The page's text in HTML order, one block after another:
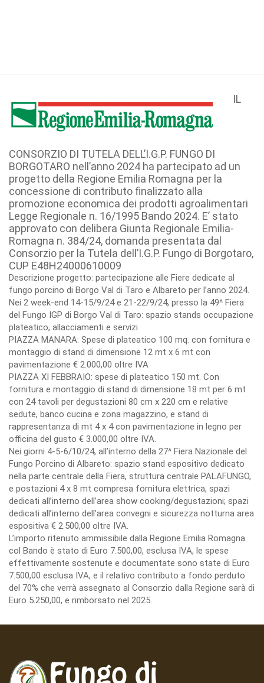
IL
CONSORZIO DI TUTELA DELL’I.G.P. FUNGO DI
BORGOTARO nell’anno 2024 ha partecipato ad un
progetto della Regione Emilia Romagna per la
concessione di contributo finalizzato alla
promozione economica dei prodotti agroalimentari
Legge Regionale n. 16/1995 Bando 2024. E’ stato
approvato con delibera Giunta Regionale Emilia-
Romagna n. 384/24, domanda presentata dal
Consorzio per la Tutela dell’I.G.P. Fungo di Borgotaro,
CUP E48H24000610009
Descrizione progetto: partecipazione alle Fiere dedicate al
fungo porcino di Borgo Val di Taro e Albareto per l’anno 2024.
Nei 2 week-end 14-15/9/24 e 21-22/9/24, presso la 49^ Fiera
del Fungo IGP di Borgo Val di Taro: spazio stands occupazione
plateatico, allacciamenti e servizi
PIAZZA MANARA: Spese di plateatico 100 mq. con fornitura e
montaggio di stand di dimensione 12 mt x 6 mt con
pavimentazione € 2.000,00 oltre IVA
PIAZZA XI FEBBRAIO: spese di plateatico 150 mt. Con
fornitura e montaggio di stand di dimensione 18 mt per 6 mt
con 24 tavoli per degustazioni 80 cm x 220 cm e relative
sedute, banco cucina e zona magazzino, e stand di
rappresentanza di mt 4 x 4 con pavimentazione in legno per
officina del gusto € 3.000,00 oltre IVA.
Nei giorni 4-5-6/10/24, all’interno della 27^ Fiera Nazionale del
Fungo Porcino di Albareto: spazio stand espositivo dedicato
nella parte centrale della Fiera, struttura centrale PALAFUNGO,
e postazioni 4 x 8 mt compresa fornitura elettrica, spazi
dedicati all’interno dell’area show cooking/degustazioni; spazi
dedicati all’interno dell’area convegni e sicurezza notturna area
espositiva € 2.500,00 oltre IVA.
L’importo ritenuto ammissibile dalla Regione Emilia Romagna
col Bando è stato di Euro 7.500,00, esclusa IVA, le spese
effettivamente sostenute e documentate sono state di Euro
7.500,00 esclusa IVA, e il relativo contributo a fondo perduto
del 70% che verrà assegnato al Consorzio dalla Regione sarà di
Euro 5.250,00, e rimborsato nel 2025.